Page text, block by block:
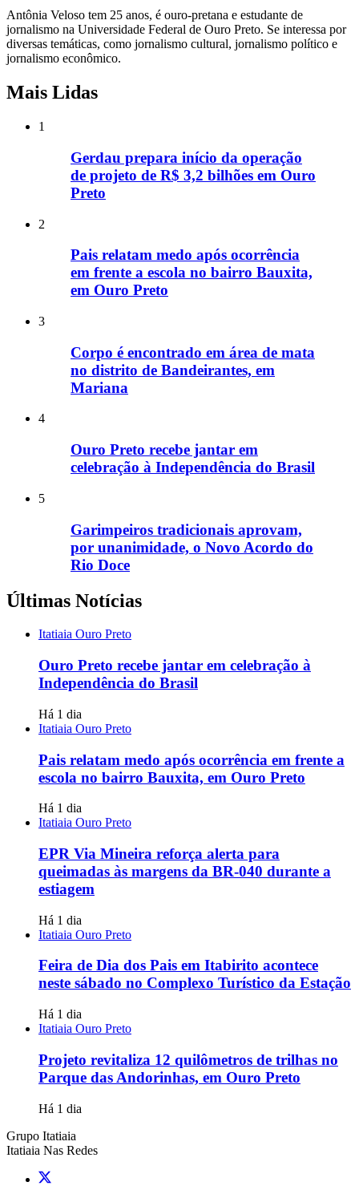
Antônia Veloso tem 25 anos, é ouro-pretana e estudante de
jornalismo na Universidade Federal de Ouro Preto. Se interessa por
diversas temáticas, como jornalismo cultural, jornalismo político e
jornalismo econômico.
Mais Lidas
1
Gerdau prepara início da operação
de projeto de R$ 3,2 bilhões em Ouro
Preto
2
Pais relatam medo após ocorrência
em frente a escola no bairro Bauxita,
em Ouro Preto
3
Corpo é encontrado em área de mata
no distrito de Bandeirantes, em
Mariana
4
Ouro Preto recebe jantar em
celebração à Independência do Brasil
5
Garimpeiros tradicionais aprovam,
por unanimidade, o Novo Acordo do
Rio Doce
Últimas Notícias
Itatiaia Ouro Preto
Ouro Preto recebe jantar em celebração à
Independência do Brasil
Há 1 dia
Itatiaia Ouro Preto
Pais relatam medo após ocorrência em frente a
escola no bairro Bauxita, em Ouro Preto
Há 1 dia
Itatiaia Ouro Preto
EPR Via Mineira reforça alerta para
queimadas às margens da BR-040 durante a
estiagem
Há 1 dia
Itatiaia Ouro Preto
Feira de Dia dos Pais em Itabirito acontece
neste sábado no Complexo Turístico da Estação
Há 1 dia
Itatiaia Ouro Preto
Projeto revitaliza 12 quilômetros de trilhas no
Parque das Andorinhas, em Ouro Preto
Há 1 dia
Grupo Itatiaia
Itatiaia Nas Redes